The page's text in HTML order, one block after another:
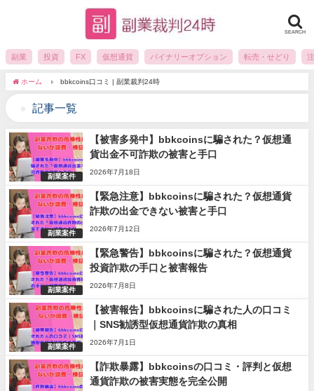
SEARCH
副業 投資 FX 仮想通貨 バイナリーオプション 転売・せどり
ホーム bbkcoins口コミ | 副業裁判24時
記事一覧
副業案件
【被害多発中】bbkcoinsに騙された？仮想通
貨出金不可詐欺の被害と手口
2026年7月18日
副業案件
【緊急注意】bbkcoinsに騙された？仮想通貨
詐欺の出金できない被害と手口
2026年7月12日
副業案件
【緊急警告】bbkcoinsに騙された？仮想通貨
投資詐欺の手口と被害報告
2026年7月8日
副業案件
【被害報告】bbkcoinsに騙された人の口コミ
｜SNS勧誘型仮想通貨詐欺の真相
2026年7月1日
【詐欺暴露】bbkcoinsの口コミ・評判と仮想
通貨詐欺の被害実態を完全公開